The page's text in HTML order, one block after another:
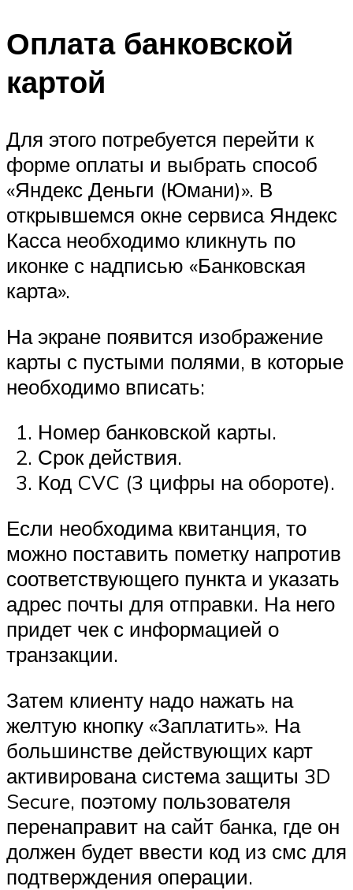
Оплата банковской
картой
Для этого потребуется перейти к
форме оплаты и выбрать способ
«Яндекс Деньги (Юмани)». В
открывшемся окне сервиса Яндекс
Касса необходимо кликнуть по
иконке с надписью «Банковская
карта».
На экране появится изображение
карты с пустыми полями, в которые
необходимо вписать:
Номер банковской карты.
Срок действия.
Код CVC (3 цифры на обороте).
Если необходима квитанция, то
можно поставить пометку напротив
соответствующего пункта и указать
адрес почты для отправки. На него
придет чек с информацией о
транзакции.
Затем клиенту надо нажать на
желтую кнопку «Заплатить». На
большинстве действующих карт
активирована система защиты 3D
Secure, поэтому пользователя
перенаправит на сайт банка, где он
должен будет ввести код из смс для
подтверждения операции.